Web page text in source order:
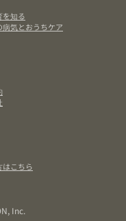
を知る
病気とおうちケア
はこちら
Inc.